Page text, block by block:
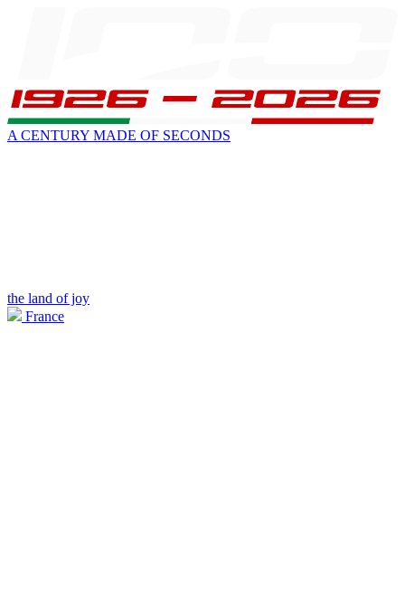
A CENTURY MADE OF SECONDS
the land of joy
France